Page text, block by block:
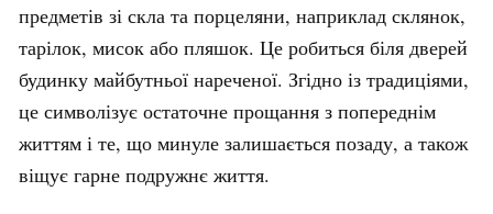
предметів зі скла та порцеляни, наприклад склянок,
тарілок, мисок або пляшок. Це робиться біля дверей
будинку майбутньої нареченої. Згідно із традиціями,
це символізує остаточне прощання з попереднім
життям і те, що минуле залишається позаду, а також
віщує гарне подружнє життя.